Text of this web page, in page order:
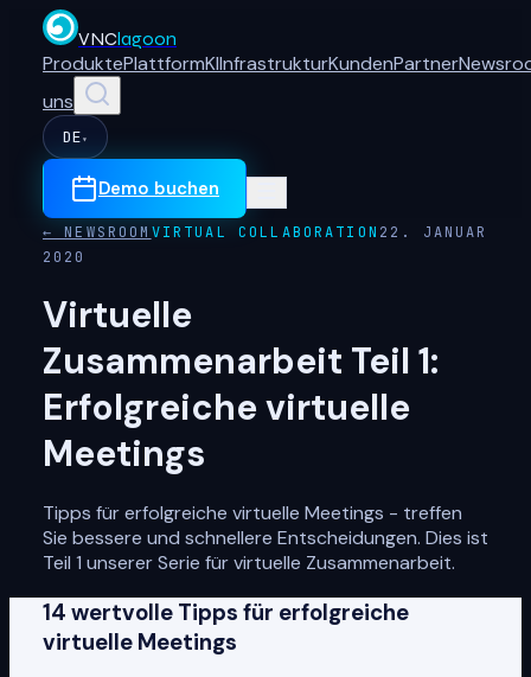
VNClagoon
ProduktePlattformKIInfrastrukturKundenPartner
uns
DE ▾
Demo buchen
← NEWSROOM VIRTUAL COLLABORATION 22. JANUAR
2020
Virtuelle
Zusammenarbeit Teil 1:
Erfolgreiche virtuelle
Meetings
Tipps für erfolgreiche virtuelle Meetings - treffen
Sie bessere und schnellere Entscheidungen. Dies ist
Teil 1 unserer Serie für virtuelle Zusammenarbeit.
14 wertvolle Tipps für erfolgreiche
virtuelle Meetings